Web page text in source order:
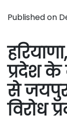
Published on
प्रदेश के
से
विरोध